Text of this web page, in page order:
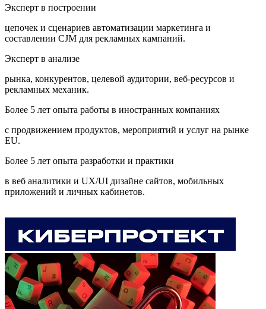
Эксперт в построении
цепочек и сценариев автоматизации маркетинга и
составлении CJM для рекламных кампаний.
Эксперт в анализе
рынка, конкурентов, целевой аудитории, веб-ресурсов и
рекламных механик.
Более 5 лет опыта работы в иностранных компаниях
с продвижением продуктов, мероприятий и услуг на рынке
EU.
Более 5 лет опыта разработки и практики
в веб аналитики и UX/UI дизайне сайтов, мобильных
приложений и личных кабинетов.